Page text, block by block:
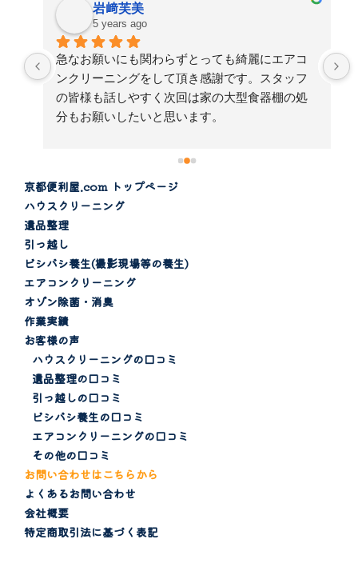
岩﨑芙美
5 years ago
急なお願いにも関わらずとっても綺麗にエアコ
ンクリーニングをして頂き感謝です。スタッフ
の皆様も話しやすく次回は家の大型食器棚の処
分もお願いしたいと思います。
京都便利屋.com トップページ
ハウスクリーニング
遺品整理
引っ越し
ビシバシ養生(撮影現場等の養生)
エアコンクリーニング
オゾン除菌・消臭
作業実績
お客様の声
ハウスクリーニングの口コミ
遺品整理の口コミ
引っ越しの口コミ
ビシバシ養生の口コミ
エアコンクリーニングの口コミ
その他の口コミ
お問い合わせはこちらから
よくあるお問い合わせ
会社概要
特定商取引法に基づく表記